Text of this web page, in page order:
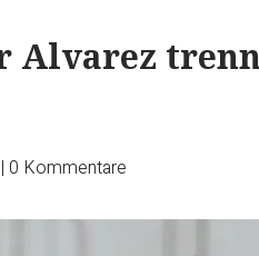
Alvarez
| 0 Kommentare